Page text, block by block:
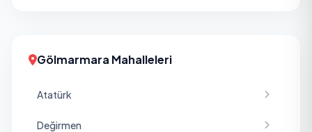
Gölmarmara Mahalleleri
Atatürk
Değirmen